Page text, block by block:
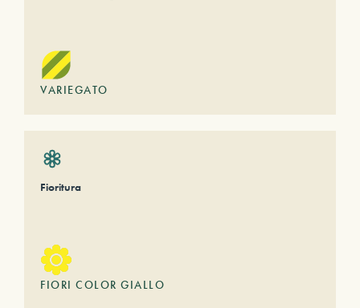
VARIEGATO
Fioritura
FIORI COLOR GIALLO